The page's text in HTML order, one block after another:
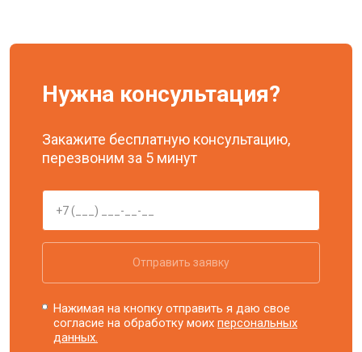
Нужна консультация?
Закажите бесплатную консультацию,
перезвоним за 5 минут
Отправить заявку
Нажимая на кнопку отправить я даю свое
согласие на обработку моихперсональных
данных.